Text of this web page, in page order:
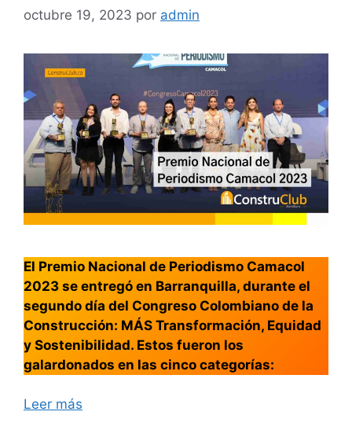
octubre 19, 2023 por admin
El Premio Nacional de Periodismo Camacol
2023 se entregó en Barranquilla, durante el
segundo día del Congreso Colombiano de la
Construcción: MÁS Transformación, Equidad
y Sostenibilidad. Estos fueron los
galardonados en las cinco categorías:
Leer más